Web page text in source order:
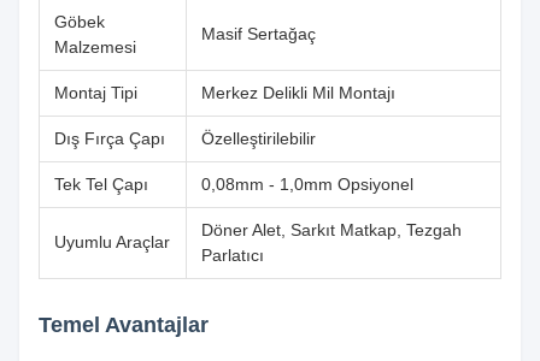
Göbek
Malzemesi
Masif Sertağaç
Montaj Tipi Merkez Delikli Mil Montajı
Dış Fırça Çapı Özelleştirilebilir
Tek Tel Çapı 0,08mm - 1,0mm Opsiyonel
Uyumlu Araçlar
Döner Alet, Sarkıt Matkap, Tezgah
Parlatıcı
Temel Avantajlar